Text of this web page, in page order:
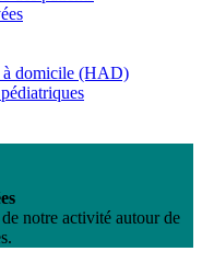
à domicile (HAD)
notre activité autour de